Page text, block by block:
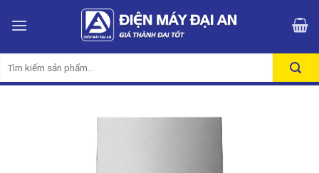
kiếm: